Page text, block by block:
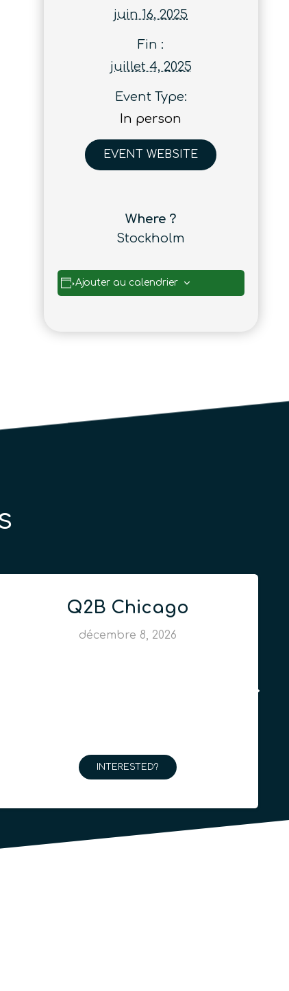
juin 16, 2025
Fin :
juillet 4, 2025
Event Type:
In person
EVENT WEBSITE
Where ?
Stockholm
Ajouter au calendrier
Q2B Chicago
décembre 8, 2026
INTERESTED?